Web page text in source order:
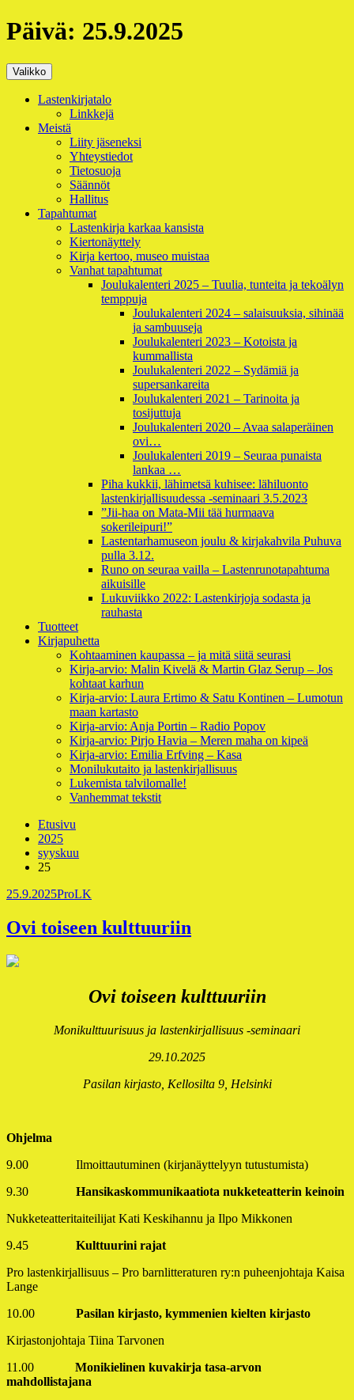
Siirry
sisältöön
Päivä: 25.9.2025
Valikko
Ensisijainen
valikko
Lastenkirjatalo
Linkkejä
Meistä
Liity jäseneksi
Yhteystiedot
Tietosuoja
Säännöt
Hallitus
Tapahtumat
Lastenkirja karkaa kansista
Kiertonäyttely
Kirja kertoo, museo muistaa
Vanhat tapahtumat
Joulukalenteri 2025 – Tuulia, tunteita ja tekoälyn
temppuja
Joulukalenteri 2024 – salaisuuksia, sihinää
ja sambuuseja
Joulukalenteri 2023 – Kotoista ja
kummallista
Joulukalenteri 2022 – Sydämiä ja
supersankareita
Joulukalenteri 2021 – Tarinoita ja
tosijuttuja
Joulukalenteri 2020 – Avaa salaperäinen
ovi…
Joulukalenteri 2019 – Seuraa punaista
lankaa …
Piha kukkii, lähimetsä kuhisee: lähiluonto
lastenkirjallisuudessa -seminaari 3.5.2023
”Jii-haa on Mata-Mii tää hurmaava
sokerileipuri!”
Lastentarhamuseon joulu & kirjakahvila Puhuva
pulla 3.12.
Runo on seuraa vailla – Lastenrunotapahtuma
aikuisille
Lukuviikko 2022: Lastenkirjoja sodasta ja
rauhasta
Tuotteet
Kirjapuhetta
Kohtaaminen kaupassa – ja mitä siitä seurasi
Kirja-arvio: Malin Kivelä & Martin Glaz Serup – Jos
kohtaat karhun
Kirja-arvio: Laura Ertimo & Satu Kontinen – Lumotun
maan kartasto
Kirja-arvio: Anja Portin – Radio Popov
Kirja-arvio: Pirjo Havia – Meren maha on kipeä
Kirja-arvio: Emilia Erfving – Kasa
Monilukutaito ja lastenkirjallisuus
Lukemista talvilomalle!
Vanhemmat tekstit
Murupolku
Etusivu
2025
syyskuu
25
Julkaistu
25.9.2025Kirjoittaja
ProLK
Ovi toiseen kulttuuriin
Ovi toiseen kulttuuriin
Monikulttuurisuus ja lastenkirjallisuus -seminaari
29.10.2025
Pasilan kirjasto, Kellosilta 9, Helsinki
Ohjelma
9.00 Ilmoittautuminen (kirjanäyttelyyn tutustumista)
9.30 Hansikaskommunikaatiota nukketeatterin keinoin
Nukketeatteritaiteilijat Kati Keskihannu ja Ilpo Mikkonen
9.45 Kulttuurini rajat
Pro lastenkirjallisuus – Pro barnlitteraturen ry:n puheenjohtaja Kaisa
Lange
10.00 Pasilan kirjasto, kymmenien kielten kirjasto
Kirjastonjohtaja Tiina Tarvonen
11.00 Monikielinen kuvakirja tasa-arvon
mahdollistajana